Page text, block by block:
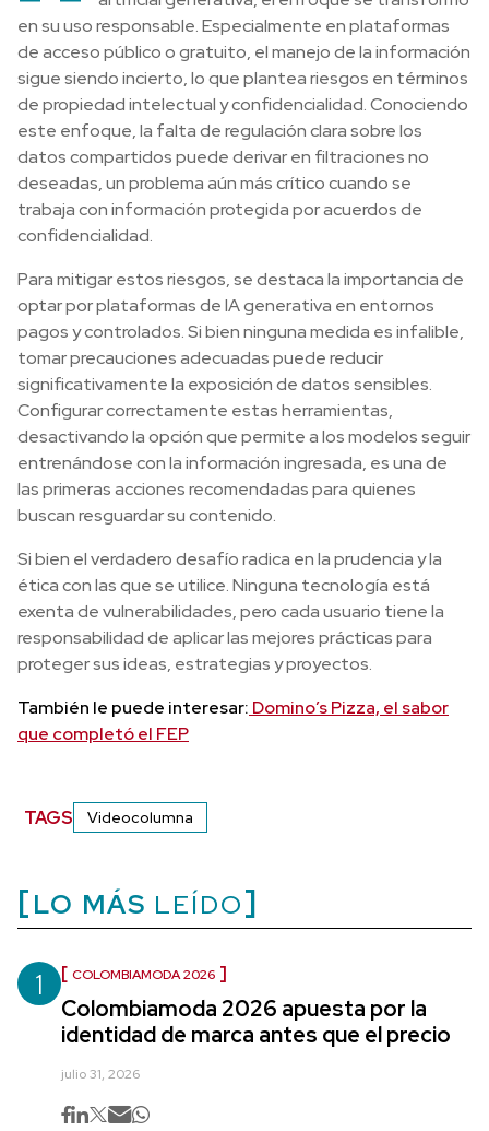
en su uso responsable. Especialmente en plataformas
de acceso público o gratuito, el manejo de la información
sigue siendo incierto, lo que plantea riesgos en términos
de propiedad intelectual y confidencialidad. Conociendo
este enfoque, la falta de regulación clara sobre los
datos compartidos puede derivar en filtraciones no
deseadas, un problema aún más crítico cuando se
trabaja con información protegida por acuerdos de
confidencialidad.
Para mitigar estos riesgos, se destaca la importancia de
optar por plataformas de IA generativa en entornos
pagos y controlados. Si bien ninguna medida es infalible,
tomar precauciones adecuadas puede reducir
significativamente la exposición de datos sensibles.
Configurar correctamente estas herramientas,
desactivando la opción que permite a los modelos seguir
entrenándose con la información ingresada, es una de
las primeras acciones recomendadas para quienes
buscan resguardar su contenido.
Si bien el verdadero desafío radica en la prudencia y la
ética con las que se utilice. Ninguna tecnología está
exenta de vulnerabilidades, pero cada usuario tiene la
responsabilidad de aplicar las mejores prácticas para
proteger sus ideas, estrategias y proyectos.
También le puede interesar: Domino’s Pizza, el sabor
que completó el FEP
TAGS Videocolumna
LO MÁS LEÍDO
1 COLOMBIAMODA 2026
Colombiamoda 2026 apuesta por la
identidad de marca antes que el precio
julio 31, 2026